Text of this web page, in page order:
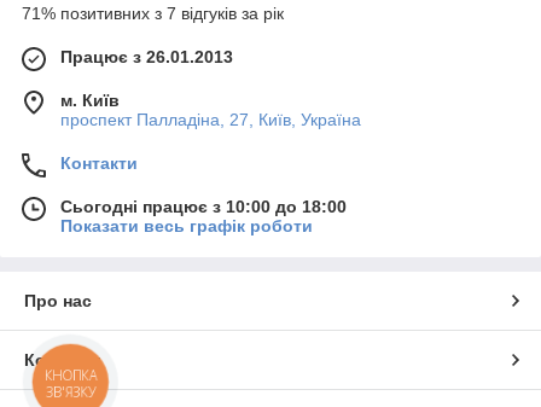
71% позитивних з 7 відгуків за рік
Працює з 26.01.2013
м. Київ
проспект Палладіна, 27, Київ, Україна
Контакти
Сьогодні працює з 10:00 до 18:00
Показати весь графік роботи
Про нас
Контакти
КНОПКА
ЗВ'ЯЗКУ